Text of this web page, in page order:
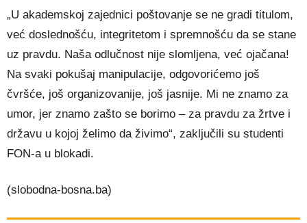
„U akademskoj zajednici poštovanje se ne gradi titulom,
već doslednošću, integritetom i spremnošću da se stane
uz pravdu. Naša odlučnost nije slomljena, već ojačana!
Na svaki pokušaj manipulacije, odgovorićemo još
čvršće, još organizovanije, još jasnije. Mi ne znamo za
umor, jer znamo zašto se borimo – za pravdu za žrtve i
državu u kojoj želimo da živimo“, zaključili su studenti
FON-a u blokadi.
(slobodna-bosna.ba)